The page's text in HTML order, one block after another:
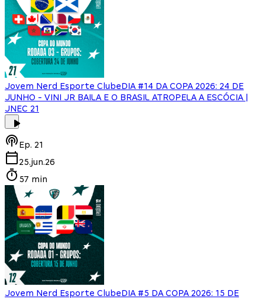
Jovem Nerd Esporte ClubeDIA #14 DA COPA 2026: 24 DE
JUNHO - VINI JR BAILA E O BRASIL ATROPELA A ESCÓCIA |
JNEC 21
Ep. 21
25.jun.26
57 min
Jovem Nerd Esporte ClubeDIA #5 DA COPA 2026: 15 DE